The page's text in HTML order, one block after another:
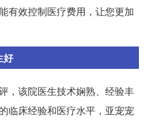
有效控制医疗费用，让您更加
好
，该院医生技术娴熟、经验丰
临床经验和医疗水平，亚宠宠